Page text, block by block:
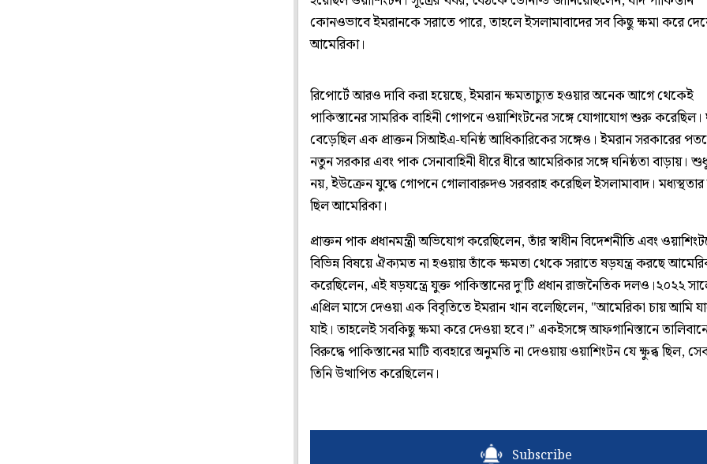
কোনওভাবে ইমরানকে সরাতে পারে, তাহলে ইসলামাবাদের সব কিছু ক্ষমা করে
আমেরিকা।
রিপোর্টে আরও দাবি করা হয়েছে, ইমরান ক্ষমতাচ্যুত হওয়ার অনেক আগে থেকেই
পাকিস্তানের সামরিক বাহিনী গোপনে ওয়াশিংটনের সঙ্গে যোগাযোগ শুরু করেছিল।
বেড়েছিল এক প্রাক্তন সিআইএ-ঘনিষ্ঠ আধিকারিকের সঙ্গেও। ইমরান সরকারের
নতুন সরকার এবং পাক সেনাবাহিনী ধীরে ধীরে আমেরিকার সঙ্গে ঘনিষ্ঠতা বাড়ায়।
নয়, ইউক্রেন যুদ্ধে গোপনে গোলাবারুদও সরবরাহ করেছিল ইসলামাবাদ। মধ্যস্থতার
ছিল আমেরিকা।
প্রাক্তন পাক প্রধানমন্ত্রী অভিযোগ করেছিলেন, তাঁর স্বাধীন বিদেশনীতি এবং
বিভিন্ন বিষয়ে ঐক্যমত না হওয়ায় তাঁকে ক্ষমতা থেকে সরাতে ষড়যন্ত্র করছে
করেছিলেন, এই ষড়যন্ত্রে যুক্ত পাকিস্তানের দু'টি প্রধান রাজনৈতিক দলও।২০২২
এপ্রিল মাসে দেওয়া এক বিবৃতিতে ইমরান খান বলেছিলেন, "আমেরিকা চায় আমি
যাই। তাহলেই সবকিছু ক্ষমা করে দেওয়া হবে।” একইসঙ্গে আফগানিস্তানে
বিরুদ্ধে পাকিস্তানের মাটি ব্যবহারে অনুমতি না দেওয়ায় ওয়াশিংটন যে ক্ষুব্ধ ছিল,
তিনি উত্থাপিত করেছিলেন।
Subscribe